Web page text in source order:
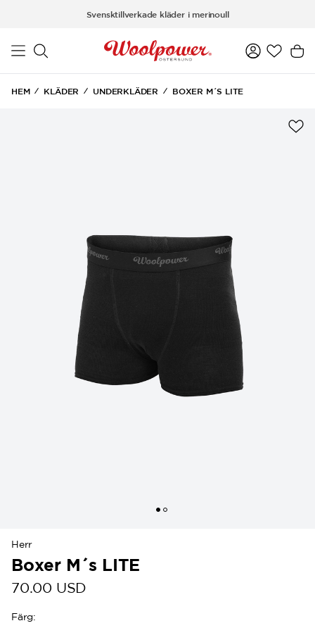
Hoppa till huvudinnehållSvensktillverkade kläder i merinoull
HEM KLÄDER UNDERKLÄDER BOXER M´S LITE
Herr
Boxer M´s LITE
70.00 USD
Färg: